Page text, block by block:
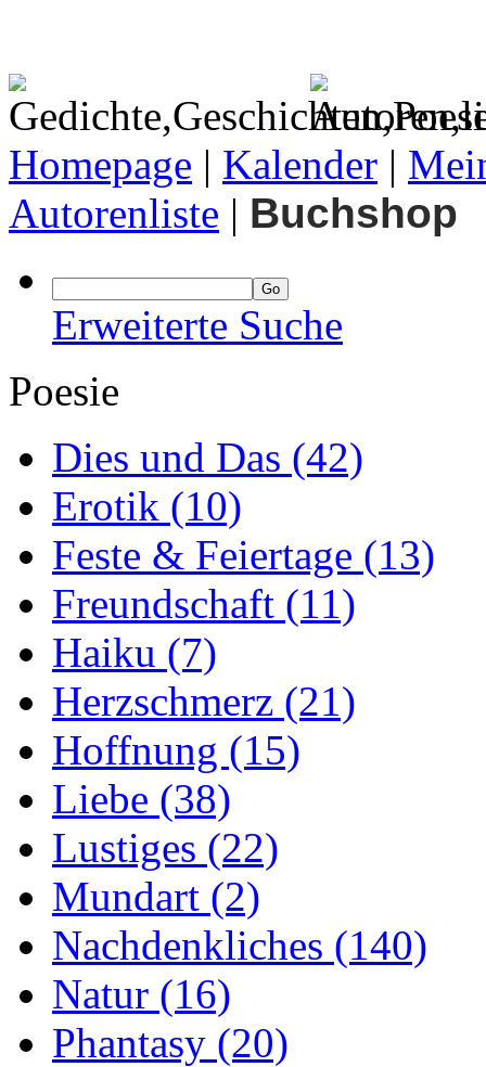
Homepage | Kalender |
Autorenliste | Buchshop
Erweiterte Suche
Poesie
Dies und Das (42)
Erotik (10)
Feste & Feiertage (13)
Freundschaft (11)
Haiku (7)
Herzschmerz (21)
Hoffnung (15)
Liebe (38)
Lustiges (22)
Mundart (2)
Nachdenkliches (140)
Natur (16)
Phantasy (20)